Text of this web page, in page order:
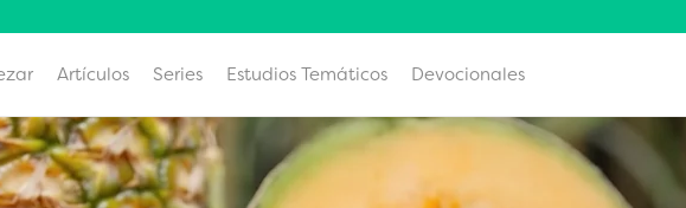
Artículos Series Estudios Temáticos Devocionales